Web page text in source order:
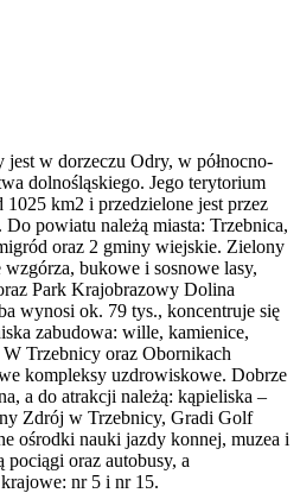
w dorzeczu Odry, w północno-
dolnośląskiego. Jego terytorium
km2 i przedzielone jest przez
powiatu należą miasta: Trzebnica,
oraz 2 gminy wiejskie. Zielony
bukowe i sosnowe lasy,
Park Krajobrazowy Dolina
wynosi ok. 79 tys., koncentruje się
zabudowa: wille, kamienice,
Trzebnicy oraz Obornikach
kompleksy uzdrowiskowe. Dobrze
a do atrakcji należą: kąpieliska –
Zdrój w Trzebnicy, Gradi Golf
ośrodki nauki jazdy konnej, muzea i
oraz autobusy, a
nr 5 i nr 15.